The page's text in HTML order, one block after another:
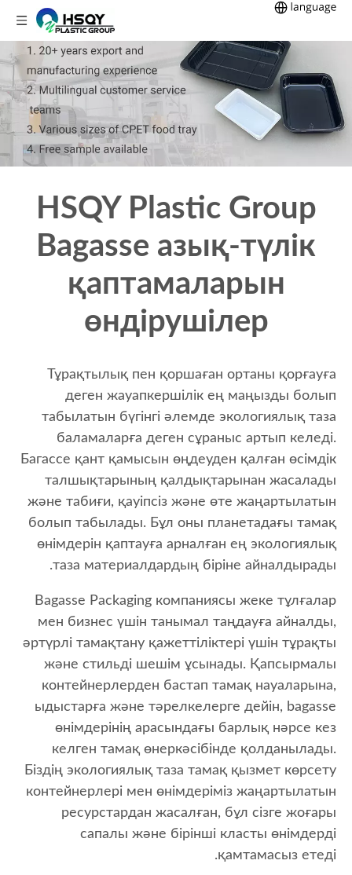
HSQY Plastic Group
Bagasse азық-түлік
қаптамаларын
өндірушілер
Тұрақтылық пен қоршаған ортаны қорғауға
деген жауапкершілік ең маңызды болып
табылатын бүгінгі әлемде экологиялық таза
баламаларға деген сұраныс артып келеді.
Багассе қант қамысын өңдеуден қалған өсімдік
талшықтарының қалдықтарынан жасалады
және табиғи, қауіпсіз және өте жаңартылатын
болып табылады. Бұл оны планетадағы тамақ
өнімдерін қаптауға арналған ең экологиялық
таза материалдардың біріне айналдырады.
Bagasse Packaging компаниясы жеке тұлғалар
мен бизнес үшін танымал таңдауға айналды,
әртүрлі тамақтану қажеттіліктері үшін тұрақты
және стильді шешім ұсынады. Қапсырмалы
контейнерлерден бастап тамақ науаларына,
ыдыстарға және тәрелкелерге дейін, bagasse
өнімдерінің арасындағы барлық нәрсе кез
келген тамақ өнеркәсібінде қолданылады.
Біздің экологиялық таза тамақ қызмет көрсету
контейнерлері мен өнімдеріміз жаңартылатын
ресурстардан жасалған, бұл сізге жоғары
сапалы және бірінші класты өнімдерді
қамтамасыз етеді.